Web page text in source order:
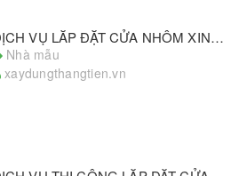
DỊCH VỤ LẮP ĐẶT CỬA NHÔM XINGFA GIÁ RẺ, CHẤT LƯỢNG ĐẠT CHUẨN
Nhà mẫu
xaydungthangtien.vn